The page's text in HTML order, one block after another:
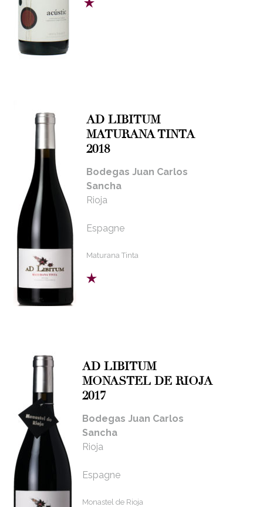
AD LIBITUM
MATURANA TINTA
2018
Bodegas Juan Carlos
Sancha
Rioja
Espagne
Maturana Tinta
AD LIBITUM
MONASTEL DE RIOJA
2017
Bodegas Juan Carlos
Sancha
Rioja
Espagne
Monastel de Rioja